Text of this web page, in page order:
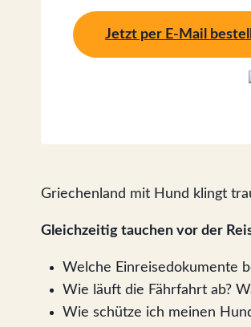
Jetzt per E-Mail
Griechenland mit Hund klingt
Gleichzeitig tauchen vor der
Welche Einreisedokumente
Wie läuft die Fährfahrt ab?
Wie schütze ich meinen